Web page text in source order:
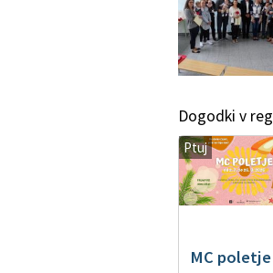
Dogodki v
Ptuj
MC poletje